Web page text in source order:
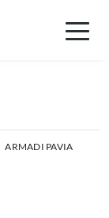
ARMADI PAVIA